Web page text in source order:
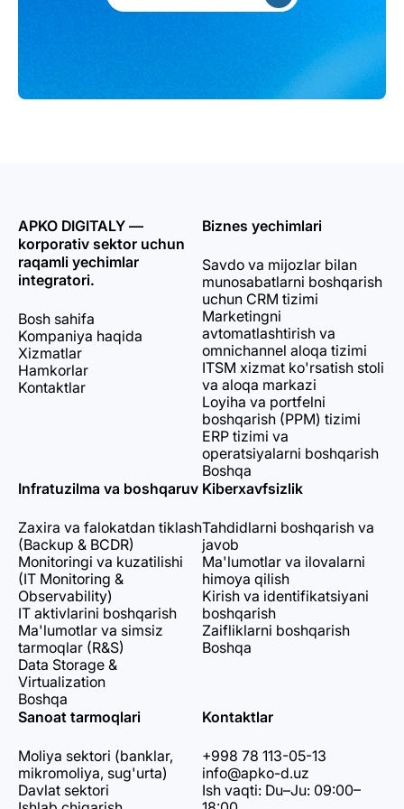
APKO DIGITALY —
korporativ sektor uchun
raqamli yechimlar
integratori.
Bosh sahifa
Kompaniya haqida
Xizmatlar
Hamkorlar
Kontaktlar
Biznes yechimlari
Savdo va mijozlar bilan
munosabatlarni boshqarish
uchun CRM tizimi
Marketingni
avtomatlashtirish va
omnichannel aloqa tizimi
ITSM xizmat ko'rsatish stoli
va aloqa markazi
Loyiha va portfelni
boshqarish (PPM) tizimi
ERP tizimi va
operatsiyalarni boshqarish
Boshqa
Infratuzilma va boshqaruv
Zaxira va falokatdan tiklash
(Backup & BCDR)
Monitoringi va kuzatilishi
(IT Monitoring &
Observability)
IT aktivlarini boshqarish
Ma'lumotlar va simsiz
tarmoqlar (R&S)
Data Storage &
Virtualization
Boshqa
Kiberxavfsizlik
Tahdidlarni boshqarish va
javob
Ma'lumotlar va ilovalarni
himoya qilish
Kirish va identifikatsiyani
boshqarish
Zaifliklarni boshqarish
Boshqa
Sanoat tarmoqlari
Moliya sektori (banklar,
mikromoliya, sug'urta)
Davlat sektori
Kontaktlar
+998 78 113-05-13
info@apko-d.uz
Ish vaqti: Du–Ju: 09:00–